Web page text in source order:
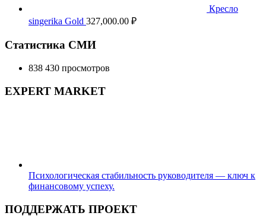
Кресло
singerika Gold 327,000.00 ₽
Статистика СМИ
838 430 просмотров
EXPERT MARKET
Психологическая стабильность руководителя — ключ к
финансовому успеху.
ПОДДЕРЖАТЬ ПРОЕКТ